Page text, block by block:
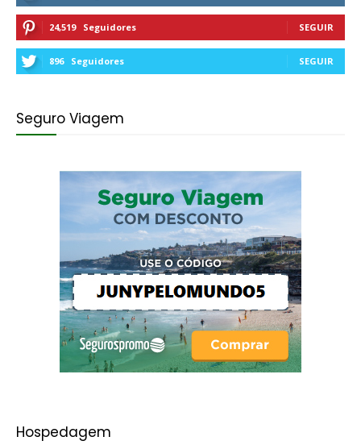
24,519 Seguidores SEGUIR
896 Seguidores SEGUIR
Seguro Viagem
Hospedagem